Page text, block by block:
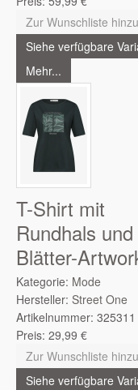
Zur Wunschliste
Siehe verfügbare
Mehr...
T-Shirt mit
Rundhals und
Blätter-
Kategorie: Mode
Hersteller: Street One
Artikelnummer: 325311
Preis: 29,99 €
Zur Wunschliste
Siehe verfügbare